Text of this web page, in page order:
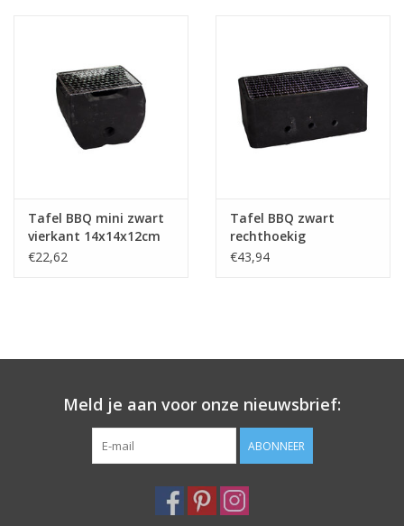
Tafel BBQ mini zwart
vierkant 14x14x12cm
€22,62
Tafel BBQ zwart
rechthoekig
25x15x10cm
€43,94
Meld je aan voor onze nieuwsbrief:
ABONNEER